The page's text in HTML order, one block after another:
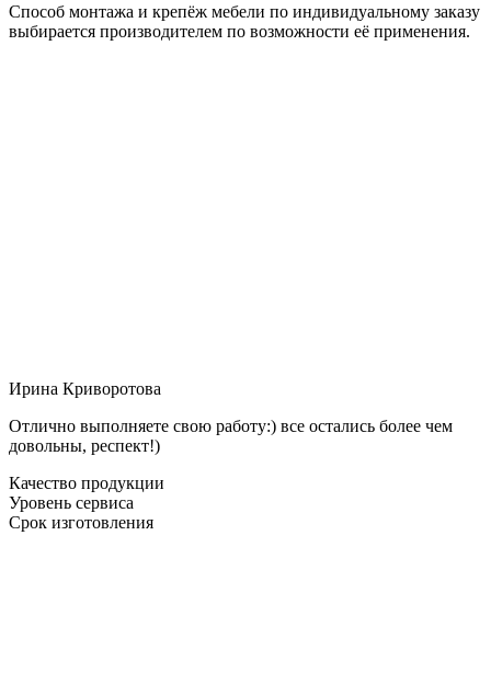
Способ монтажа и крепёж мебели по индивидуальному заказу
выбирается производителем по возможности её применения.
Ирина Криворотова
Отлично выполняете свою работу:) все остались более чем
довольны, респект!)
Качество продукции
Уровень сервиса
Срок изготовления